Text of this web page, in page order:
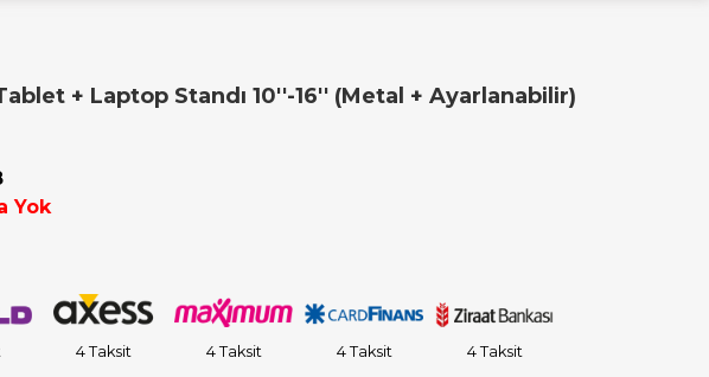
+ Laptop Standı 10''-16'' (Metal + Ayarlanabilir)
Yok
4 Taksit 4 Taksit 4 Taksit 4 Taksit